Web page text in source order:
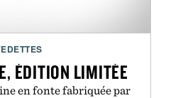
ÉDITION LIMITÉE
en fonte fabriquée par